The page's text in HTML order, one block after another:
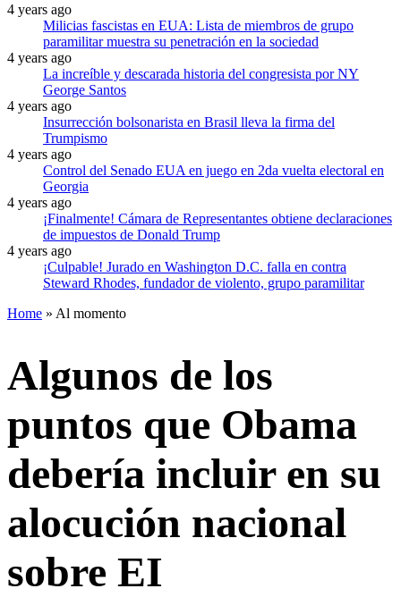
4 years ago
Milicias fascistas en EUA: Lista de miembros de grupo
paramilitar muestra su penetración en la sociedad
4 years ago
La increíble y descarada historia del congresista por NY
George Santos
4 years ago
Insurrección bolsonarista en Brasil lleva la firma del
Trumpismo
4 years ago
Control del Senado EUA en juego en 2da vuelta electoral en
Georgia
4 years ago
¡Finalmente! Cámara de Representantes obtiene declaraciones
de impuestos de Donald Trump
4 years ago
¡Culpable! Jurado en Washington D.C. falla en contra
Steward Rhodes, fundador de violento, grupo paramilitar
Home » Al momento
Algunos de los
puntos que Obama
debería incluir en su
alocución nacional
sobre EI